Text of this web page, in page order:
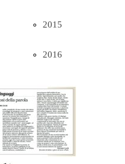
2015
2016